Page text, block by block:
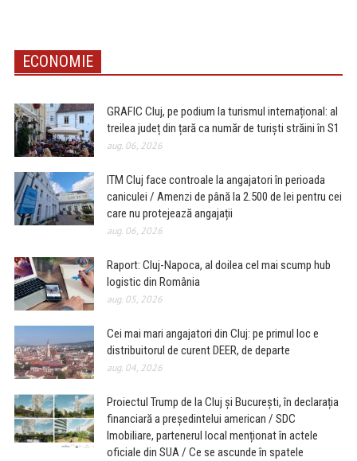
ECONOMIE
GRAFIC Cluj, pe podium la turismul internațional: al
treilea județ din țară ca număr de turiști străini în S1
aug. 06, 2026
ITM Cluj face controale la angajatori în perioada
caniculei / Amenzi de până la 2.500 de lei pentru cei
care nu protejează angajații
aug. 06, 2026
Raport: Cluj-Napoca, al doilea cel mai scump hub
logistic din România
aug. 05, 2026
Cei mai mari angajatori din Cluj: pe primul loc e
distribuitorul de curent DEER, de departe
aug. 04, 2026
Proiectul Trump de la Cluj și București, în declarația
financiară a președintelui american / SDC
Imobiliare, partenerul local menționat în actele
oficiale din SUA / Ce se ascunde în spatele